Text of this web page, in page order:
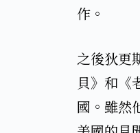
作。​
之後狄更
貝》和《
國。雖然